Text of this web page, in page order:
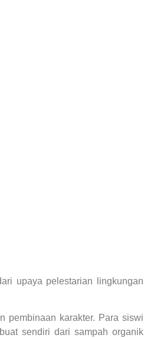
upaya pelestarian lingkungan
pembinaan karakter. Para siswi
sendiri dari sampah organik